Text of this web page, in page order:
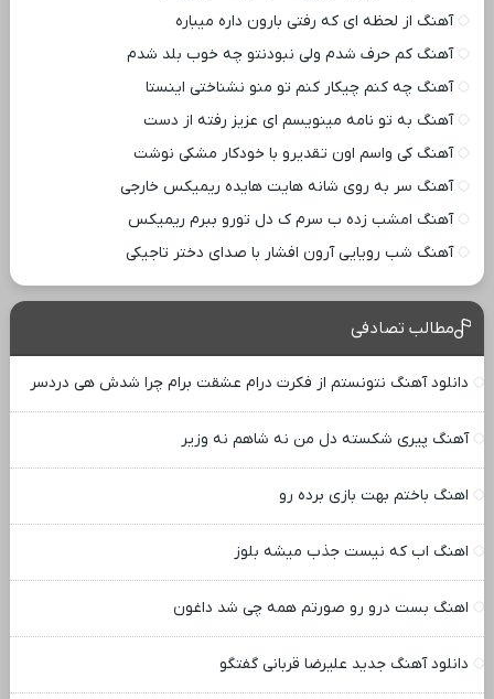
آهنگ از لحظه ای که رفتی بارون داره میباره
آهنگ کم حرف شدم ولی نبودنتو چه خوب بلد شدم
آهنگ چه کنم چیکار کنم تو منو نشناختی اینستا
آهنگ به تو نامه مینویسم ای عزیز رفته از دست
آهنگ کی واسم اون تقدیرو با خودکار مشکی نوشت
آهنگ سر به روی شانه هایت هایده ریمیکس خارجی
آهنگ امشب زده ب سرم ک دل تورو ببرم ریمیکس
آهنگ شب رویایی آرون افشار با صدای دختر تاجیکی
مطالب تصادفی
دانلود آهنگ نتونستم از فکرت درام عشقت برام چرا شدش هی دردسر
آهنگ پیری شکسته دل من نه شاهم نه وزیر
اهنگ باختم بهت بازی برده رو
اهنگ اب که نیست جذب میشه بلوز
اهنگ بست درو رو صورتم همه چی شد داغون
دانلود آهنگ جدید علیرضا قربانی گفتگو